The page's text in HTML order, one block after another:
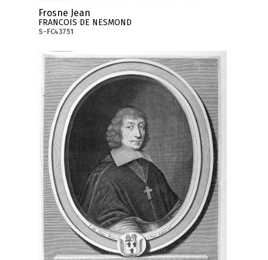
Frosne Jean
FRANCOIS DE NESMOND
S-FC43751